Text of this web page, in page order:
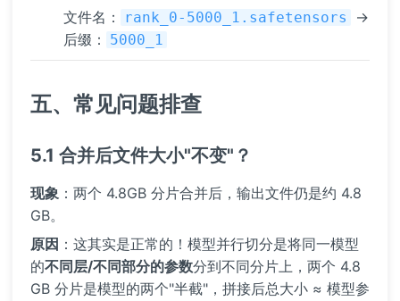
文件名： rank_0-5000_1.safetensors
→
后缀：
5000_1
五、常见问题排查
5.1 合并后文件大小"不变"？
现象：两个 4.8GB 分片合并后，输出文件仍是约 4.8
GB。
原因 ：这其实是正常的！模型并行切分是将同一模型
的不同层/不同部分的参数分到不同分片上，两个 4.8
GB 分片是模型的两个"半截"，拼接后总大小 ≈ 模型参